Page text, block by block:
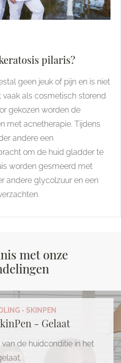
pilaris?
geen jeuk of pijn en is niet
als cosmetisch storend
gekozen worden de
met acnetherapie. Tijdens
andere een
om de huid gladder te
worden gesmeerd met
andere glycolzuur en een
met onze
- SKINPEN
- Gelaat
de huidconditie in het